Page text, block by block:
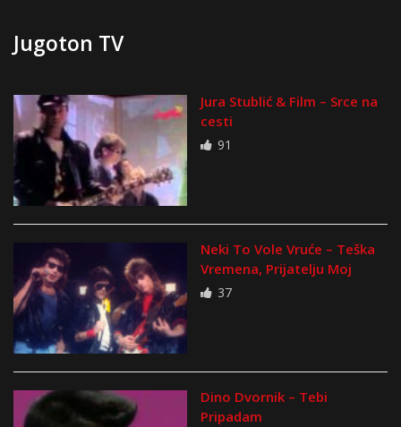
Jugoton TV
Jura Stublić & Film – Srce na
cesti
91
Neki To Vole Vruće – Teška
Vremena, Prijatelju Moj
37
Dino Dvornik – Tebi
Pripadam